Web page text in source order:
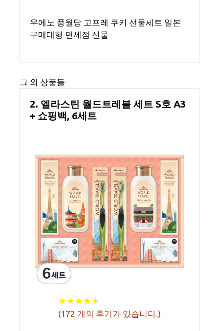
우에노 풍월당 고프레 쿠키 선물세트 일본
구매대행 면세점 선물
그 외 상품들
2. 엘라스틴 월드트레블 세트 S호 A3
+ 쇼핑백, 6세트
★★★★★
★★★★★
(172 개의 후기가 있습니다.)